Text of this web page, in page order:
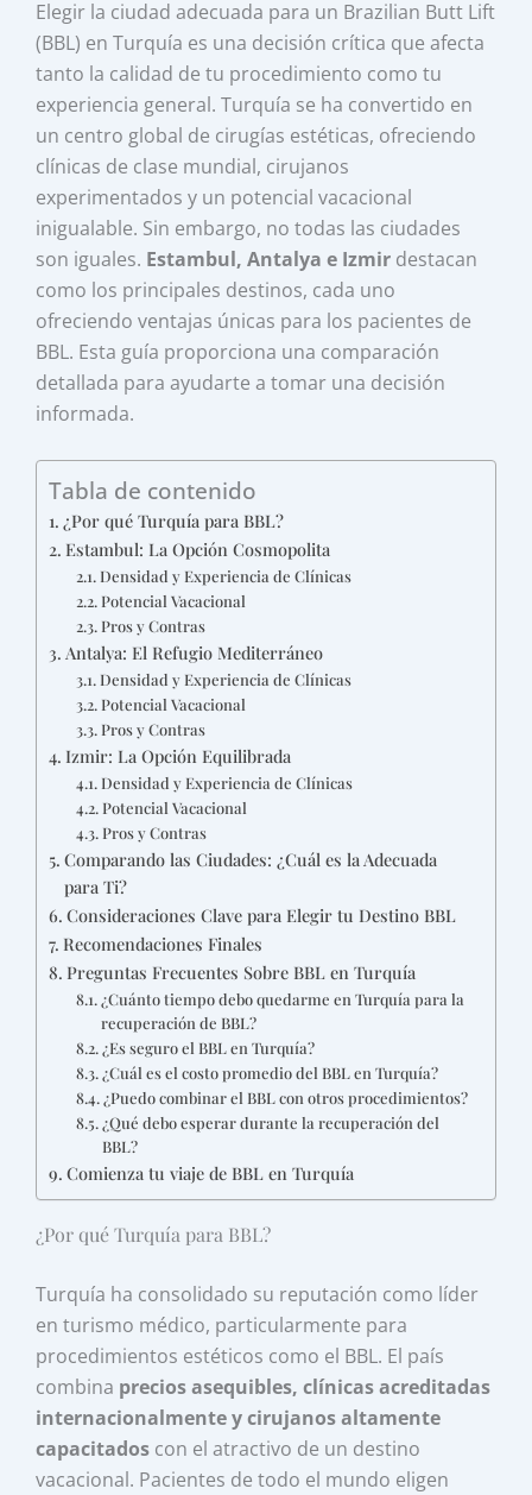
Elegir la ciudad adecuada para un Brazilian Butt Lift
(BBL) en Turquía es una decisión crítica que afecta
tanto la calidad de tu procedimiento como tu
experiencia general. Turquía se ha convertido en
un centro global de cirugías estéticas, ofreciendo
clínicas de clase mundial, cirujanos
experimentados y un potencial vacacional
inigualable. Sin embargo, no todas las ciudades
son iguales. Estambul, Antalya e Izmir destacan
como los principales destinos, cada uno
ofreciendo ventajas únicas para los pacientes de
BBL. Esta guía proporciona una comparación
detallada para ayudarte a tomar una decisión
informada.
Tabla de contenido
¿Por qué Turquía para BBL?
Estambul: La Opción Cosmopolita
Densidad y Experiencia de Clínicas
Potencial Vacacional
Pros y Contras
Antalya: El Refugio Mediterráneo
Densidad y Experiencia de Clínicas
Potencial Vacacional
Pros y Contras
Izmir: La Opción Equilibrada
Densidad y Experiencia de Clínicas
Potencial Vacacional
Pros y Contras
Comparando las Ciudades: ¿Cuál es la Adecuada
para Ti?
Consideraciones Clave para Elegir tu Destino BBL
Recomendaciones Finales
Preguntas Frecuentes Sobre BBL en Turquía
¿Cuánto tiempo debo quedarme en Turquía para la
recuperación de BBL?
¿Es seguro el BBL en Turquía?
¿Cuál es el costo promedio del BBL en Turquía?
¿Puedo combinar el BBL con otros procedimientos?
¿Qué debo esperar durante la recuperación del
BBL?
Comienza tu viaje de BBL en Turquía
¿Por qué Turquía para BBL?
Turquía ha consolidado su reputación como líder
en turismo médico, particularmente para
procedimientos estéticos como el BBL. El país
combina precios asequibles, clínicas acreditadas
internacionalmente y cirujanos altamente
capacitados con el atractivo de un destino
vacacional. Pacientes de todo el mundo eligen